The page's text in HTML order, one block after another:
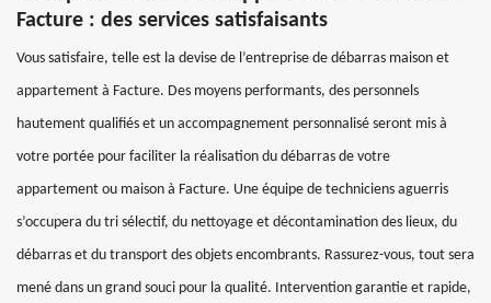
Facture : des services satisfaisants
Vous satisfaire, telle est la devise de l’entreprise de débarras maison et
appartement à Facture. Des moyens performants, des personnels
hautement qualifiés et un accompagnement personnalisé seront mis à
votre portée pour faciliter la réalisation du débarras de votre
appartement ou maison à Facture. Une équipe de techniciens aguerris
s’occupera du tri sélectif, du nettoyage et décontamination des lieux, du
débarras et du transport des objets encombrants. Rassurez-vous, tout sera
mené dans un grand souci pour la qualité. Intervention garantie et rapide,